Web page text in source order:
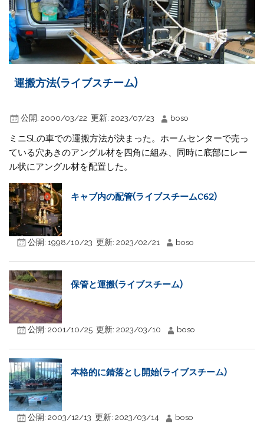
運搬方法(ライブスチーム)
公開: 2000/03/22 更新: 2023/07/23 boso
ミニSLの車での運搬方法が決まった。ホームセンターで売っ
ている穴あきのアングル材を四角に組み、同時に底部にレー
ル状にアングル材を配置した。
キャブ内の配管(ライブスチームC62)
公開: 1998/10/23 更新: 2023/02/21 boso
保管と運搬(ライブスチーム)
公開: 2001/10/25 更新: 2023/03/10 boso
本格的に錆落とし開始(ライブスチーム)
公開: 2003/12/13 更新: 2023/03/14 boso